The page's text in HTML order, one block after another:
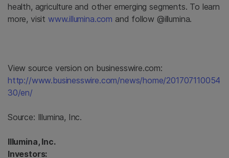
health, agriculture and other emerging segments. To learn
more, visit www.illumina.com and follow @illumina.
View source version on businesswire.com:
http://www.businesswire.com/news/home/201707110054
30/en/
Source: Illumina, Inc.
Illumina, Inc.
Investors: